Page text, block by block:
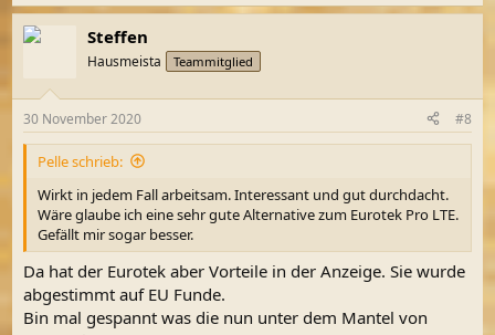
a
k
e
n
Steffen
Hausmeista Teammitglied
30 November 2020 #8
Pelle schrieb:
Wirkt in jedem Fall arbeitsam. Interessant und gut durchdacht.
Wäre glaube ich eine sehr gute Alternative zum Eurotek Pro LTE.
Gefällt mir sogar besser.
Da hat der Eurotek aber Vorteile in der Anzeige. Sie wurde
abgestimmt auf EU Funde.
Bin mal gespannt was die nun unter dem Mantel von